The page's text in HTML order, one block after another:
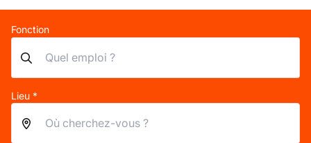
Fonction
Lieu *